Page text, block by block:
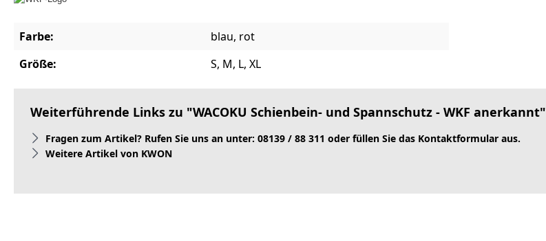
Farbe:
blau, rot
Größe:
S, M, L, XL
Weiterführende Links zu "WACOKU Schienbein- und Spannschutz - WKF anerkannt"
Fragen zum Artikel? Rufen Sie uns an unter: 08139 / 88 311 oder füllen Sie das Kontaktformular aus.
Weitere Artikel von KWON